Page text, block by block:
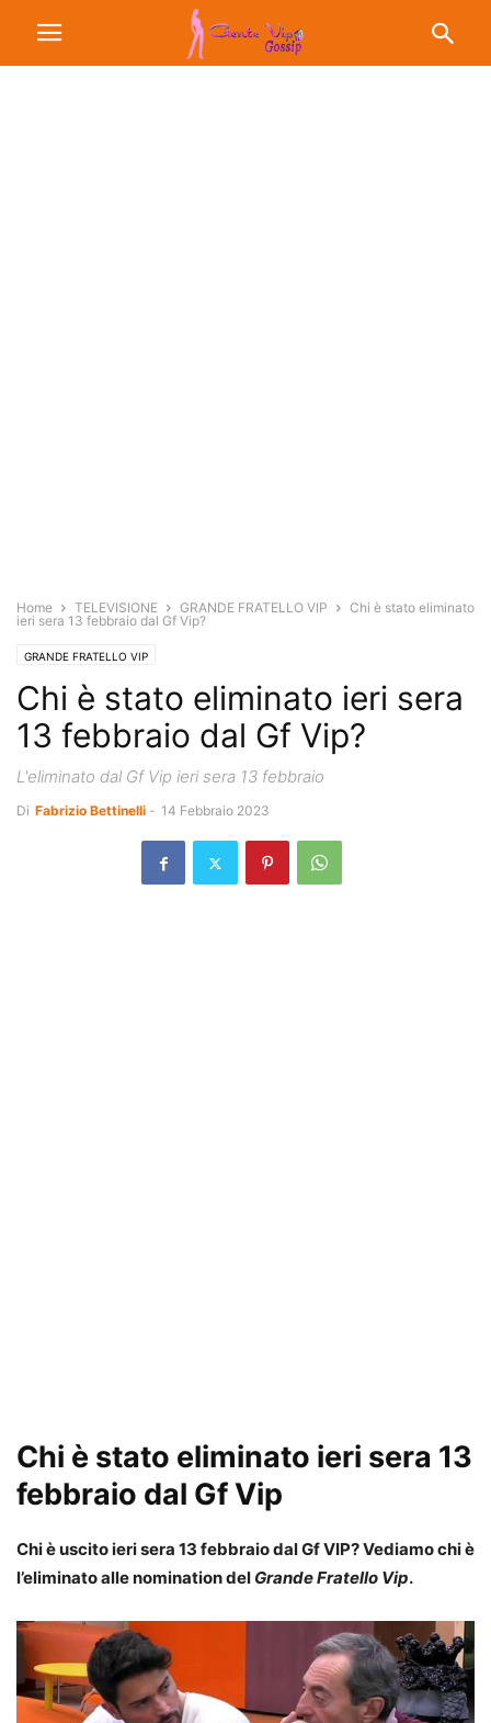
Home TELEVISIONE GRANDE FRATELLO VIP
Chi è stato eliminato
ieri sera 13 febbraio dal Gf Vip?
GRANDE FRATELLO VIP
Chi è stato eliminato ieri sera
13 febbraio dal Gf Vip?
L'eliminato dal Gf Vip ieri sera 13 febbraio
Di Fabrizio Bettinelli - 14 Febbraio 2023
Chi è stato eliminato ieri sera 13
febbraio dal Gf Vip
Chi è uscito ieri sera 13 febbraio dal Gf VIP? Vediamo chi è
l’eliminato alle nomination del Grande Fratello Vip.